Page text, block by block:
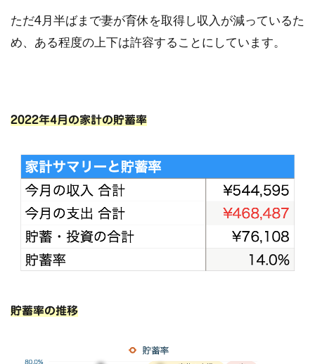
ただ4月半ばまで妻が育休を取得し収入が減っているた
め、ある程度の上下は許容することにしています。
2022年4月の家計の貯蓄率
貯蓄率の推移